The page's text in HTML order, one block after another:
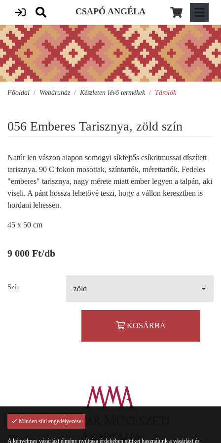
CSAPÓ ANGÉLA
Főoldal Webáruház Készleten lévő termékek Tárolók
056 Emberes Tarisznya, zöld szín
Natúr len vászon alapon somogyi síkfejtős csíkritmussal díszített
tarisznya. 90 C fokon mosottak, színtartók, mérettartók. Fedeles
"emberes" tarisznya, nagy mérete miatt ember legyen a talpán, aki
viseli. A pánt hossza lehetővé teszi, hogy a vállon keresztben is
hordani lehessen.
45 x 50 cm
9 000 Ft/db
Szín zöld
KOSÁRBA
Minden süti engedélyezése
A kényelmes vásárlási élmény nyújtása érdekében sütiket használunk a vásárlási és